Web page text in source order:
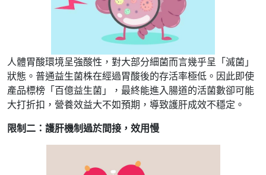
人體胃酸環境呈強酸性，對大部分細菌而言幾乎呈「滅菌」
狀態。普通益生菌株在經過胃酸後的存活率極低。因此即使
產品標榜「百億益生菌」，最終能進入腸道的活菌數卻可能
大打折扣，營養效益大不如預期，導致護肝成效不穩定。
限制二：護肝機制過於間接，效用慢